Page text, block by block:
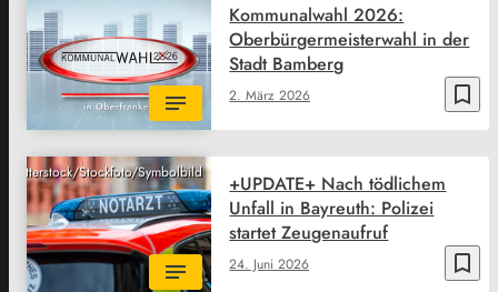
bookmark_border
2. März 2026
Kommunalwahl 2026:
Oberbürgermeisterwahl in der
Stadt Bamberg
Shutterstock/Stockfoto/Symbolbild
bookmark_border
24. Juni 2026
+UPDATE+ Nach tödlichem
Unfall in Bayreuth: Polizei
startet Zeugenaufruf